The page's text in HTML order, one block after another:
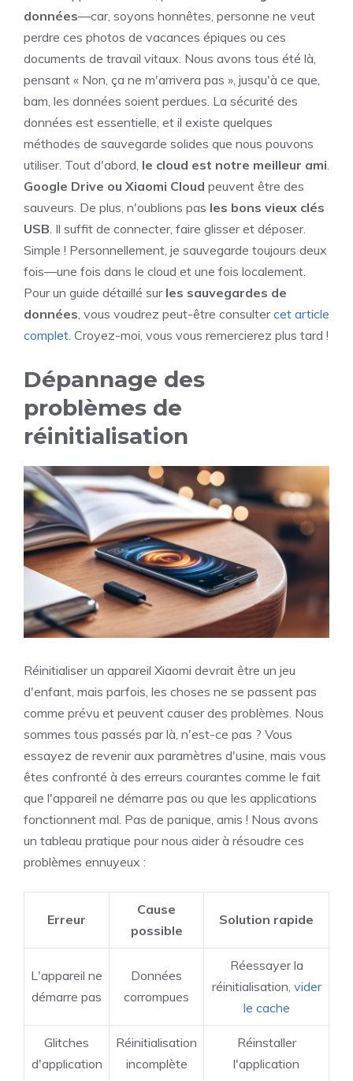
données—car, soyons honnêtes, personne ne veut
perdre ces photos de vacances épiques ou ces
documents de travail vitaux. Nous avons tous été là,
pensant « Non, ça ne m'arrivera pas », jusqu'à ce que,
bam, les données soient perdues. La sécurité des
données est essentielle, et il existe quelques
méthodes de sauvegarde solides que nous pouvons
utiliser. Tout d'abord, le cloud est notre meilleur ami.
Google Drive ou Xiaomi Cloud peuvent être des
sauveurs. De plus, n'oublions pas les bons vieux clés
USB. Il suffit de connecter, faire glisser et déposer.
Simple ! Personnellement, je sauvegarde toujours deux
fois—une fois dans le cloud et une fois localement.
Pour un guide détaillé sur les sauvegardes de
données, vous voudrez peut-être consultercet article
complet. Croyez-moi, vous vous remercierez plus tard !
Dépannage des
problèmes de
réinitialisation
Réinitialiser un appareil Xiaomi devrait être un jeu
d'enfant, mais parfois, les choses ne se passent pas
comme prévu et peuvent causer des problèmes. Nous
sommes tous passés par là, n'est-ce pas ? Vous
essayez de revenir aux paramètres d'usine, mais vous
êtes confronté à des erreurs courantes comme le fait
que l'appareil ne démarre pas ou que les applications
fonctionnent mal. Pas de panique, amis ! Nous avons
un tableau pratique pour nous aider à résoudre ces
problèmes ennuyeux :
Erreur
Cause
possible
Solution rapide
L'appareil ne
démarre pas
Données
corrompues
Réessayer la
réinitialisation, vider
le cache
Glitches
d'application
Réinitialisation
incomplète
Réinstaller
l'application